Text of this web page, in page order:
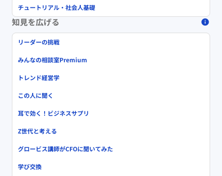
チュートリアル・社会人基礎
知見を広げる
リーダーの挑戦
みんなの相談室Premium
トレンド経営学
この人に聞く
耳で効く！ビジネスサプリ
Z世代と考える
グロービス講師がCFOに聞いてみた
学び交換